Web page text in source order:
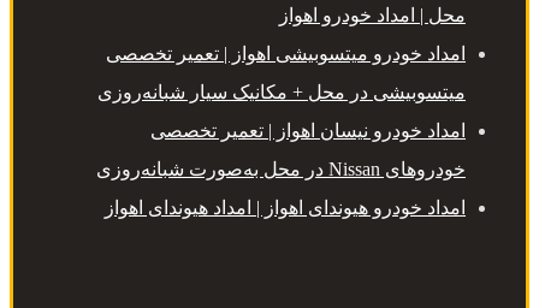
محل | امداد خودرو اهواز
امداد خودرو میتسوبیشی اهواز | تعمیر تخصصی
میتسوبیشی در محل + مکانیک سیار شبانه‌روزی
امداد خودرو نیسان اهواز | تعمیر تخصصی
خودروهای Nissan در محل به‌صورت شبانه‌روزی
امداد خودرو هیوندای اهواز | امداد هیوندای اهواز